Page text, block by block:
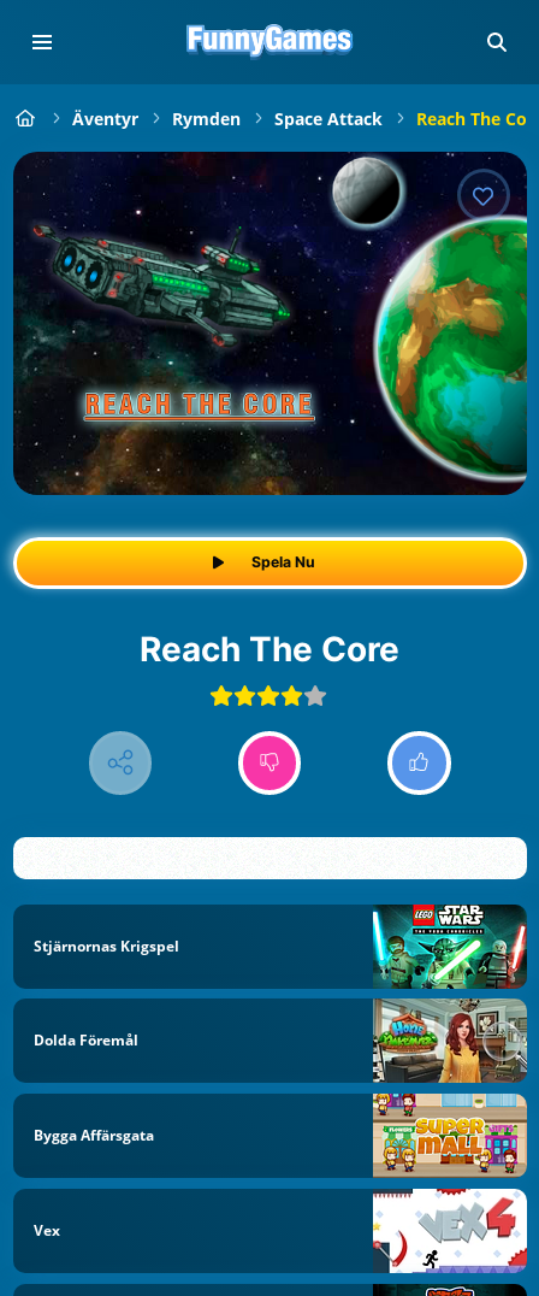
Äventyr Rymden Space Attack Reach The
Spela Nu
Reach The Core
Stjärnornas Krigspel
Dolda Föremål
Bygga Affärsgata
Vex